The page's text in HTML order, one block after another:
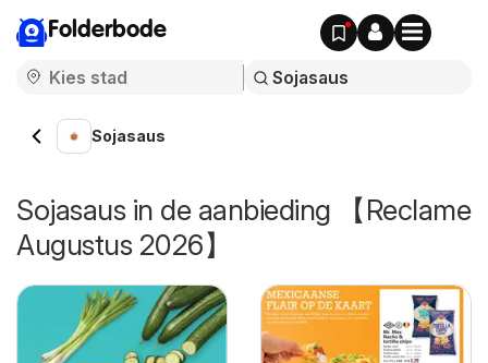
Folderbode
Sojasaus
Sojasaus in de aanbieding 【Reclame
Augustus 2026】